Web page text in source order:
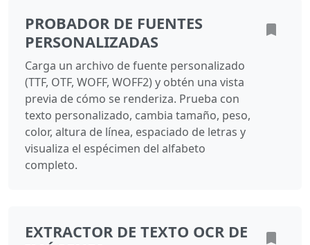
PROBADOR DE FUENTES
PERSONALIZADAS
Carga un archivo de fuente personalizado
(TTF, OTF, WOFF, WOFF2) y obtén una vista
previa de cómo se renderiza. Prueba con
texto personalizado, cambia tamaño, peso,
color, altura de línea, espaciado de letras y
visualiza el espécimen del alfabeto
completo.
EXTRACTOR DE TEXTO OCR DE